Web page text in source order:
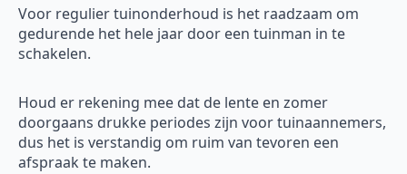
Voor regulier tuinonderhoud is het raadzaam om
gedurende het hele jaar door een tuinman in te
schakelen.
Houd er rekening mee dat de lente en zomer
doorgaans drukke periodes zijn voor tuinaannemers,
dus het is verstandig om ruim van tevoren een
afspraak te maken.